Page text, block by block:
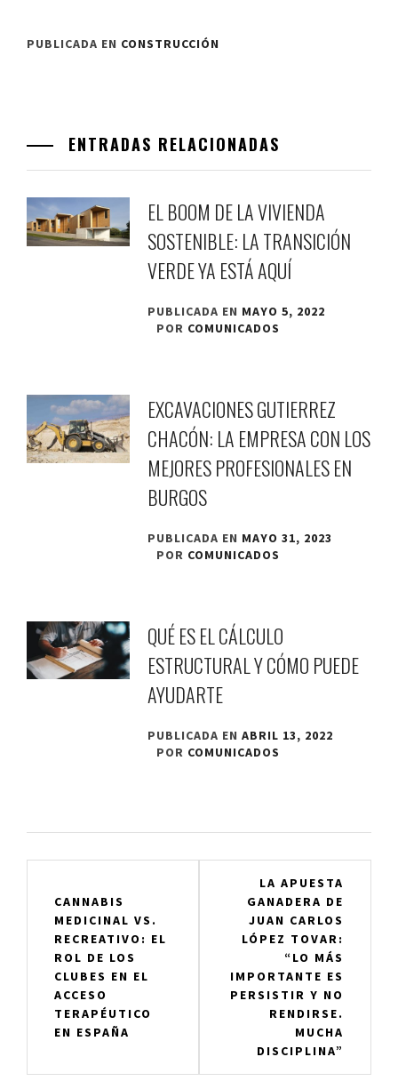
PUBLICADA EN CONSTRUCCIÓN
ENTRADAS RELACIONADAS
EL BOOM DE LA VIVIENDA
SOSTENIBLE: LA TRANSICIÓN
VERDE YA ESTÁ AQUÍ
PUBLICADA EN MAYO 5, 2022
POR COMUNICADOS
EXCAVACIONES GUTIERREZ
CHACÓN: LA EMPRESA CON LOS
MEJORES PROFESIONALES EN
BURGOS
PUBLICADA EN MAYO 31, 2023
POR COMUNICADOS
QUÉ ES EL CÁLCULO
ESTRUCTURAL Y CÓMO PUEDE
AYUDARTE
PUBLICADA ENABRIL 13, 2022
POR COMUNICADOS
entradas
CANNABIS
MEDICINAL VS.
RECREATIVO: EL
ROL DE LOS
CLUBES EN EL
ACCESO
TERAPÉUTICO
EN ESPAÑA
LA APUESTA
GANADERA DE
JUAN CARLOS
LÓPEZ TOVAR:
“LO MÁS
IMPORTANTE ES
PERSISTIR Y NO
RENDIRSE.
MUCHA
DISCIPLINA”